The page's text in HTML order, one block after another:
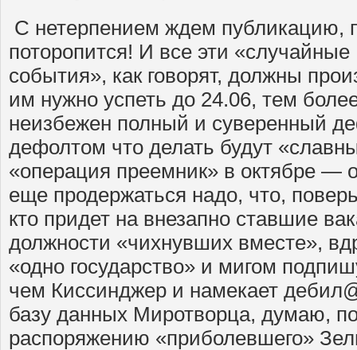
С нетерпением ждем публикацию,
поторопится! И все эти «случайные
события», как говорят, должны
им нужно успеть до 24.06, тем
неизбежен полный и суверенный
дефолтом что делать будут
«операция преемник» в октябре —
еще продержаться надо, что,
кто придет на внезапно ставшие
должности «чихнувших вместе»,
«одно государство» и мигом
чем Киссинджер и намекает
базу данных Миротворца, думаю,
распоряжению «приболевшего»